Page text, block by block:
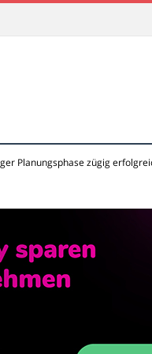
Planungsphase zügig